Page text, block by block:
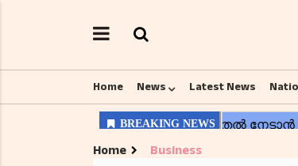
Home News Latest News
Home Business